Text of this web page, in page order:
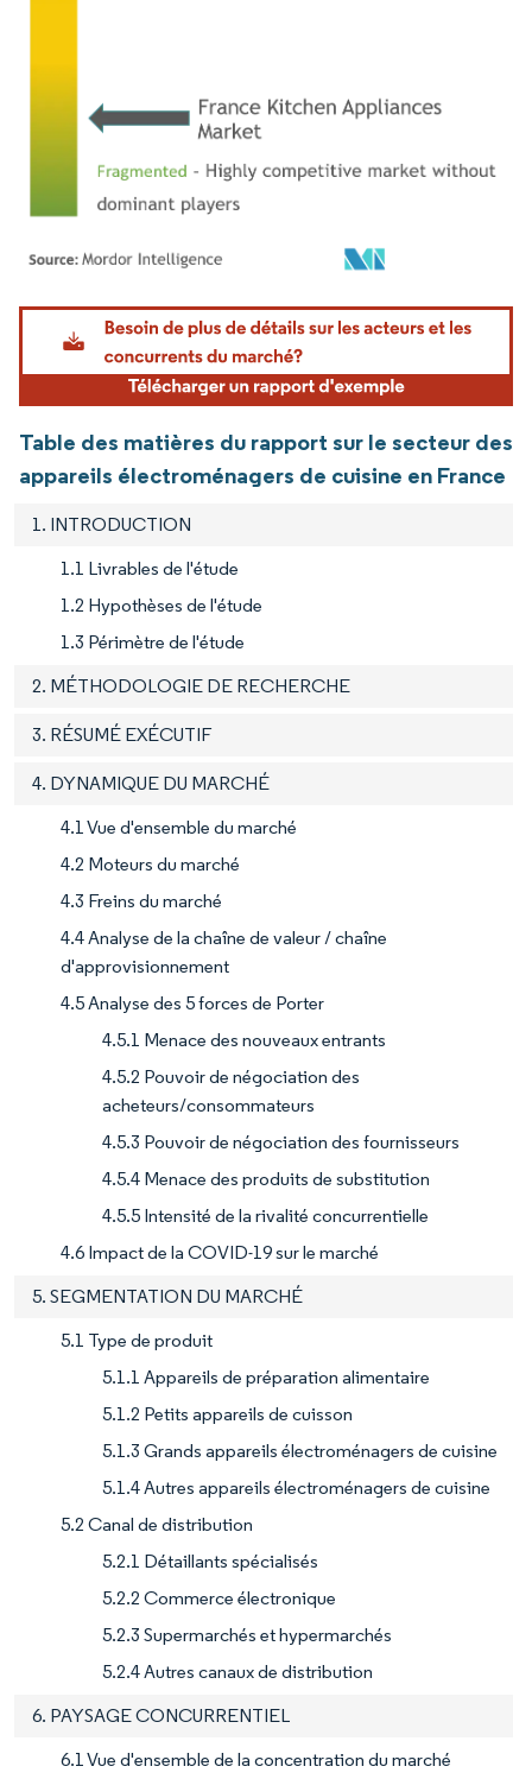
Image © Mordor Intelligence. La réutilisation nécessite une attribution sous CC BY
Table des matières du rapport sur le secteur des
appareils électroménagers de cuisine en France
1. INTRODUCTION
1.1 Livrables de l'étude
1.2 Hypothèses de l'étude
1.3 Périmètre de l'étude
2. MÉTHODOLOGIE DE RECHERCHE
3. RÉSUMÉ EXÉCUTIF
4. DYNAMIQUE DU MARCHÉ
4.1 Vue d'ensemble du marché
4.2 Moteurs du marché
4.3 Freins du marché
4.4 Analyse de la chaîne de valeur / chaîne
d'approvisionnement
4.5 Analyse des 5 forces de Porter
4.5.1 Menace des nouveaux entrants
4.5.2 Pouvoir de négociation des
acheteurs/consommateurs
4.5.3 Pouvoir de négociation des fournisseurs
4.5.4 Menace des produits de substitution
4.5.5 Intensité de la rivalité concurrentielle
4.6 Impact de la COVID-19 sur le marché
5. SEGMENTATION DU MARCHÉ
5.1 Type de produit
5.1.1 Appareils de préparation alimentaire
5.1.2 Petits appareils de cuisson
5.1.3 Grands appareils électroménagers de cuisine
5.1.4 Autres appareils électroménagers de cuisine
5.2 Canal de distribution
5.2.1 Détaillants spécialisés
5.2.2 Commerce électronique
5.2.3 Supermarchés et hypermarchés
5.2.4 Autres canaux de distribution
6. PAYSAGE CONCURRENTIEL
6.1 Vue d'ensemble de la concentration du marché